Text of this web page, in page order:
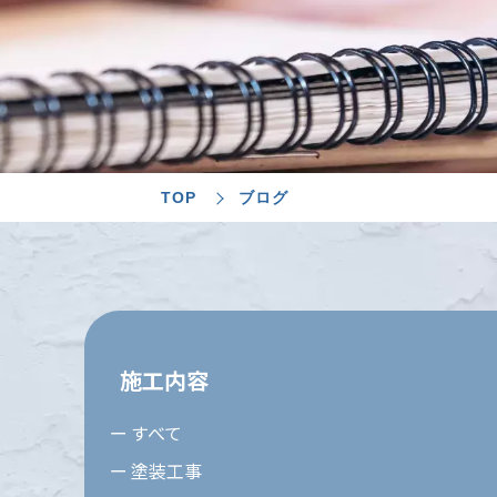
TOP ブログ
施工内容
すべて
塗装工事